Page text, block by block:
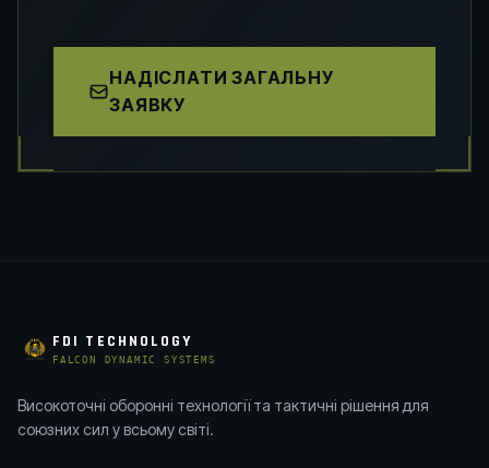
НАДІСЛАТИ ЗАГАЛЬНУ
ЗАЯВКУ
FDI TECHNOLOGY
FALCON DYNAMIC SYSTEMS
Високоточні оборонні технології та тактичні рішення для
союзних сил у всьому світі.